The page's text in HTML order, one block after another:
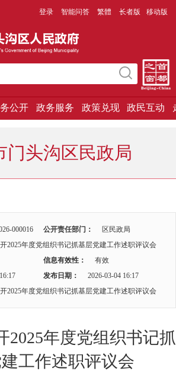
登录 智能问答 繁體 长者版 移动版
公开 政务服务 政策兑现 政民互动
门头沟区民政局
000016 公开责任部门：
区民政局
2025年度党组织书记抓基层党建工作述职评议会
信息有效性：
有效
发布日期：
2026-03-04 16:17
2025年度党组织书记抓基层党建工作述职评议会
2025年度党组织书记抓
工作述职评议会